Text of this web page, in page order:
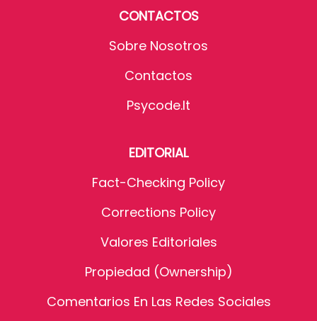
CONTACTOS
Sobre Nosotros
Contactos
Psycode.it
EDITORIAL
Fact-Checking Policy
Corrections Policy
Valores Editoriales
Propiedad (Ownership)
Comentarios En Las Redes Sociales